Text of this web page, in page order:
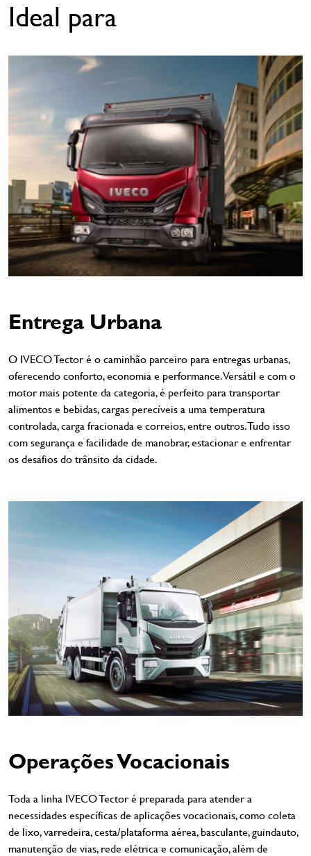
Ideal para
Entrega Urbana
O IVECO Tector é o caminhão parceiro para entregas urbanas,
oferecendo conforto, economia e performance. Versátil e com o
motor mais potente da categoria, é perfeito para transportar
alimentos e bebidas, cargas perecíveis a uma temperatura
controlada, carga fracionada e correios, entre outros. Tudo isso
com segurança e facilidade de manobrar, estacionar e enfrentar
os desafios do trânsito da cidade.
Operações Vocacionais
Toda a linha IVECO Tector é preparada para atender a
necessidades específicas de aplicações vocacionais, como coleta
de lixo, varredeira, cesta/plataforma aérea, basculante, guindauto,
manutenção de vias, rede elétrica e comunicação, além de